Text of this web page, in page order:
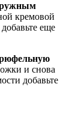
кремовой
еще
и снова
добавьте